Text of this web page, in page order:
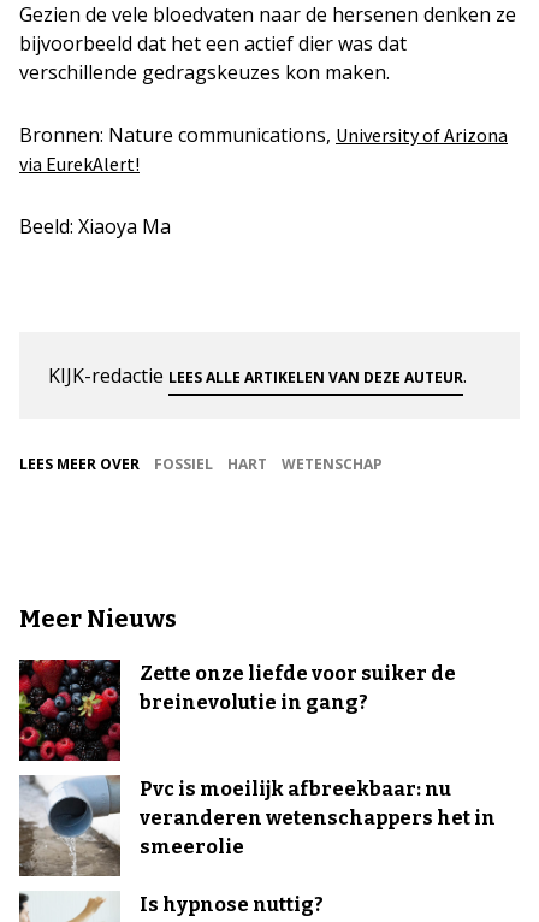
Gezien de vele bloedvaten naar de hersenen denken ze
bijvoorbeeld dat het een actief dier was dat
verschillende gedragskeuzes kon maken.
Bronnen: Nature communications, University of Arizona
via EurekAlert!
Beeld: Xiaoya Ma
KIJK-redactie LEES ALLE ARTIKELEN VAN DEZE AUTEUR.
LEES MEER OVER FOSSIEL HART WETENSCHAP
Meer Nieuws
Zette onze liefde voor suiker de
breinevolutie in gang?
Pvc is moeilijk afbreekbaar: nu
veranderen wetenschappers het in
smeerolie
Is hypnose nuttig?